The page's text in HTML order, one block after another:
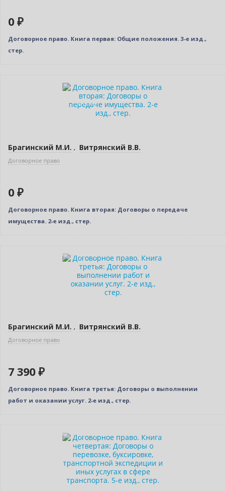
0 ₽
Договорное право. Книга первая: Общие положения. 3-е изд.,
стер.
Индивидуальный подход
Брагинский М.И. , Витрянский В.В.
Договорное право
0 ₽
Договорное право. Книга вторая: Договоры о передаче
имущества. 2-е изд., стер.
Индивидуальный подход
Брагинский М.И. , Витрянский В.В.
Договорное право
7 390 ₽
Договорное право. Книга третья: Договоры о выполнении
работ и оказании услуг. 2-е изд., стер.
Индивидуальный подход